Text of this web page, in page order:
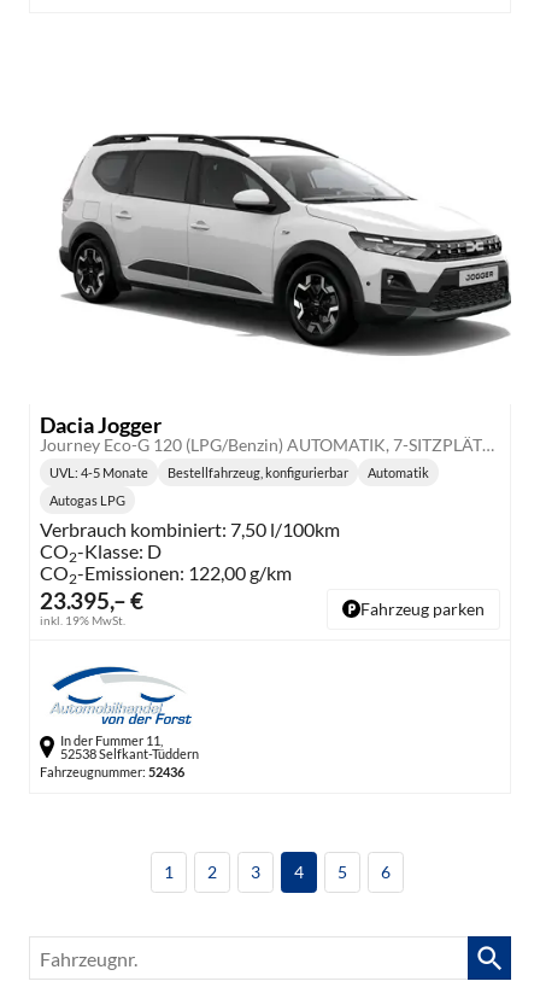
Dacia Jogger
Journey Eco-G 120 (LPG/Benzin) AUTOMATIK, 7-SITZPLÄTZE, 3J Garantie, 16" Alu, MEDIA NAV 10", WINTER-PAKET, Klimaautomatik, HandsFree, Toter-Winkel-Warner, Parksensoren v/h, Multiview-Kamera, Abgedunkelte Scheiben, Lederlenkrad, NSW, Armlehne, Tempomat
23.395,– €
inkl. 19% MwSt.
Lieferzeit:
UVL : 4-5 Monate Bestellfahrzeug, konfigurierbar
Getriebe:
Automatik
Kraftstoff:
Autogas LPG
Verbrauch kombiniert: 7,50 l/100km
CO2-Klasse: D
CO2-Emissionen: 122,00 g/km
Fahrzeug parken
In der Fummer 11,
52538 Selfkant-Tüddern
Fahrzeugnummer: 52436
1 2 3 4 5 6
Fahrzeugnr.